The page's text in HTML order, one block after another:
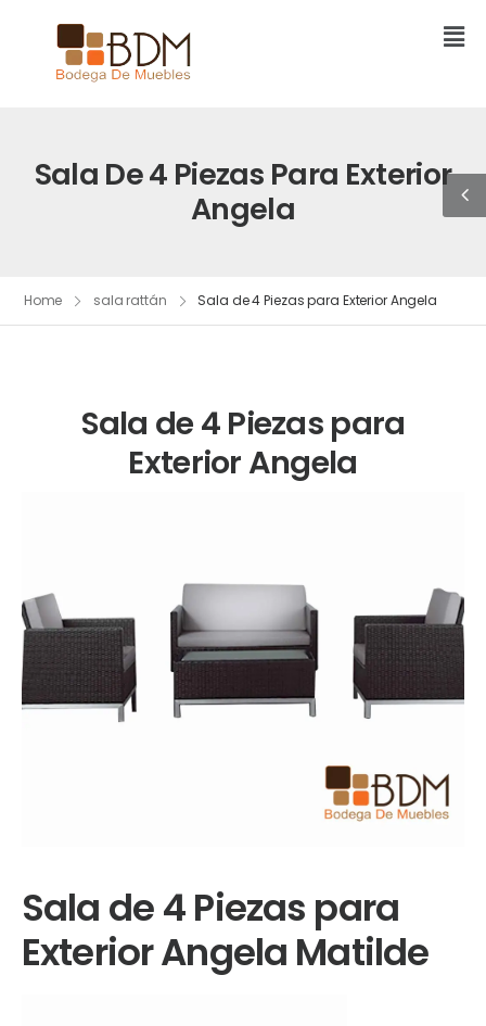
Sala De 4 Piezas Para Exterior
Angela
Home sala rattán Sala de 4 Piezas para Exterior Angela
Sala de 4 Piezas para
Exterior Angela
Sala de 4 Piezas para
Exterior Angela Matilde